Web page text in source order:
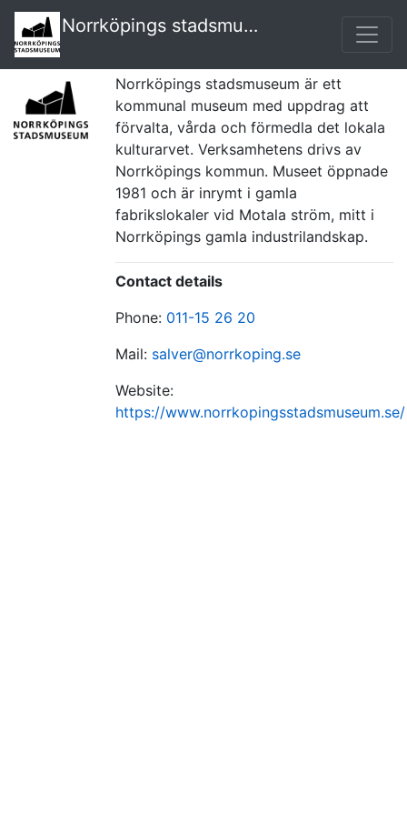
Norrköpings stadsmuseum
Norrköpings stadsmuseum är ett
kommunal museum med uppdrag att
förvalta, vårda och förmedla det lokala
kulturarvet. Verksamhetens drivs av
Norrköpings kommun. Museet öppnade
1981 och är inrymt i gamla
fabrikslokaler vid Motala ström, mitt i
Norrköpings gamla industrilandskap.
Contact details
Phone: 011-15 26 20
Mail: salver@norrkoping.se
Website:
https://www.norrkopingsstadsmuseum.se/